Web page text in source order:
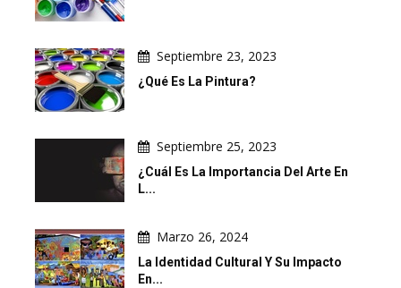
Septiembre 23, 2023
¿Qué Es La Pintura?
Septiembre 25, 2023
¿Cuál Es La Importancia Del Arte En
L...
Marzo 26, 2024
La Identidad Cultural Y Su Impacto
En...